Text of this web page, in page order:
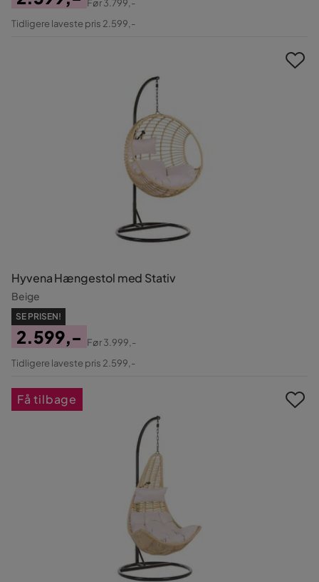
Pris
Original
Før3.799,-
Tidligere laveste pris 2.599,-
Hyvena Hængestol med Stativ
Beige
SE PRISEN!
Pris
2.599,-
Original
Før3.999,-
Tidligere laveste pris 2.599,-
Få tilbage